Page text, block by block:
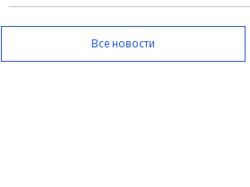
Все новости